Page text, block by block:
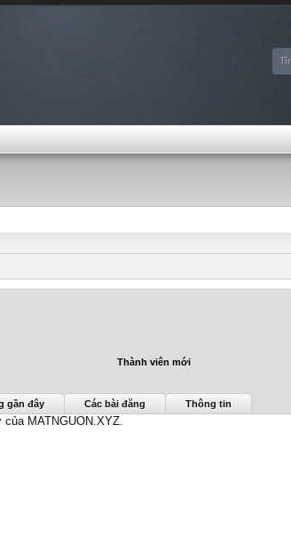
Thành viên mới
5/1/19
gần đây Các bài đăng Thông tin
MATNGUON.XYZ.